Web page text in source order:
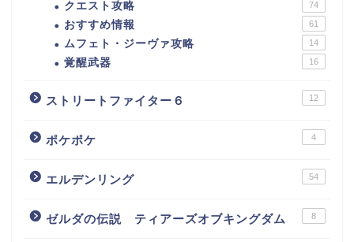
クエスト攻略 74
おすすめ情報 61
ムフェト・ジーヴァ攻略 14
覚醒武器 16
ストリートファイター６ 12
ポケポケ 4
エルデンリング 54
ゼルダの伝説 ティアーズオブキングダム 8